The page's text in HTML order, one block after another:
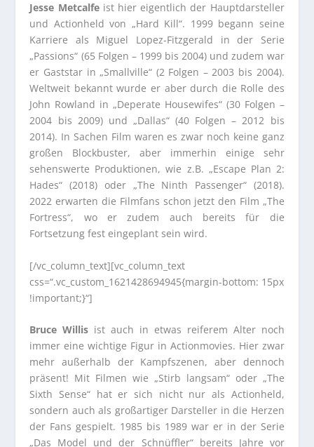
Jesse Metcalfeist hier eigentlich der Hauptdarsteller
und Actionheld von „Hard Kill“. 1999 begann seine
Karriere als Miguel Lopez-Fitzgerald in der Serie
„Passions“ (65 Folgen – 1999 bis 2004) und zudem war
er Gaststar in „Smallville“ (2 Folgen – 2003 bis 2004).
Weltweit bekannt wurde er aber durch die Rolle des
John Rowland in „Deperate Housewifes“ (30 Folgen –
2004 bis 2009) und „Dallas“ (40 Folgen – 2012 bis
2014). In Sachen Film waren es zwar noch keine ganz
großen Blockbuster, aber immerhin einige sehr
sehenswerte Produktionen, wie z.B. „Escape Plan 2:
Hades“ (2018) oder „The Ninth Passenger“ (2018).
2022 erwarten die Filmfans schon jetzt den Film „The
Fortress“, wo er zudem auch bereits für die
Fortsetzung fest eingeplant sein wird.
[/vc_column_text][vc_column_text
css=“.vc_custom_1621428694945{margin-bottom: 15px
!important;}“]
Bruce Willis ist auch in etwas reiferem Alter noch
immer eine wichtige Figur in Actionmovies. Hier zwar
mehr außerhalb der Kampfszenen, aber dennoch
präsent! Mit Filmen wie „Stirb langsam“ oder „The
Sixth Sense“ hat er sich nicht nur als Actionheld,
sondern auch als großartiger Darsteller in die Herzen
der Fans gespielt. 1985 bis 1989 war er in der Serie
„Das Model und der Schnüffler“ bereits Jahre vor